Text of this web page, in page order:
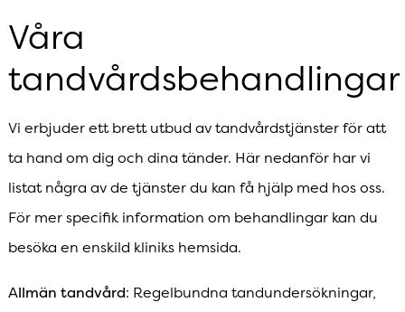
Våra
Vi erbjuder ett brett utbud av tandvårdstjänster för att
ta hand om dig och dina tänder. Här nedanför har vi
listat några av de tjänster du kan få hjälp med hos oss.
För mer specifik information om behandlingar kan du
besöka en enskild kliniks hemsida.
Allmän tandvård: Regelbundna tandundersökningar,